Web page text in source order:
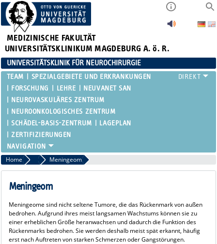
MEDIZINISCHE FAKULTÄT
UNIVERSITÄTSKLINIKUM MAGDEBURG A. ö. R.
UNIVERSITÄTSKLINIK FÜR NEUROCHIRURGIE
TEAM
SPEZIALGEBIETE UND ERKRANKUNGEN
FORSCHUNG
LEHRE
NEUVANET SAN
NEUROVASKULÄRES ZENTRUM
NEUROONKOLOGISCHES ZENTRUM
SCHÄDEL-BASIS-ZENTRUM
LAGEPLAN
ZERTIFIZIERUNGEN
Home Rückenmarks-Tumore
Meningeom
Meningeom
Meningeome sind nicht seltene Tumore, die das Rückenmark von außen
bedrohen. Aufgrund ihres meist langsamen Wachstums können sie zu
einer erheblichen Größe heranwachsen und dadurch die Funktion des
Rückenmarks bedrohen. Sie werden deshalb meist spät erkannt, häufig
erst nach Auftreten von starken Schmerzen oder Gangstörungen.